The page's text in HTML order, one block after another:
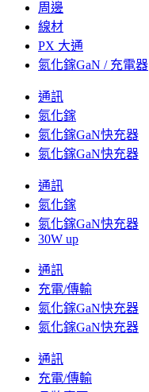
周邊
線材
PX 大通
氮化鎵GaN / 充電器
通訊
氮化鎵
氮化鎵GaN快充器
氮化鎵GaN快充器
通訊
氮化鎵
氮化鎵GaN快充器
30W up
通訊
充電/傳輸
氮化鎵GaN快充器
氮化鎵GaN快充器
通訊
充電/傳輸